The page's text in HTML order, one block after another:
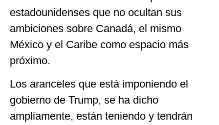
estadounidenses que no ocultan sus
ambiciones sobre Canadá, el mismo
México y el Caribe como espacio más
próximo.
Los aranceles que está imponiendo el
gobierno de Trump, se ha dicho
ampliamente, están teniendo y tendrán